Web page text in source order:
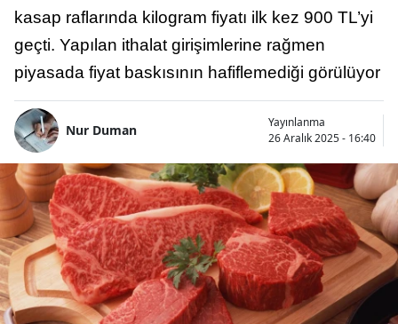
kasap raflarında kilogram fiyatı ilk kez 900 TL’yi
geçti. Yapılan ithalat girişimlerine rağmen
piyasada fiyat baskısının hafiflemediği görülüyor
Nur Duman
Yayınlanma
26 Aralık 2025 - 16:40